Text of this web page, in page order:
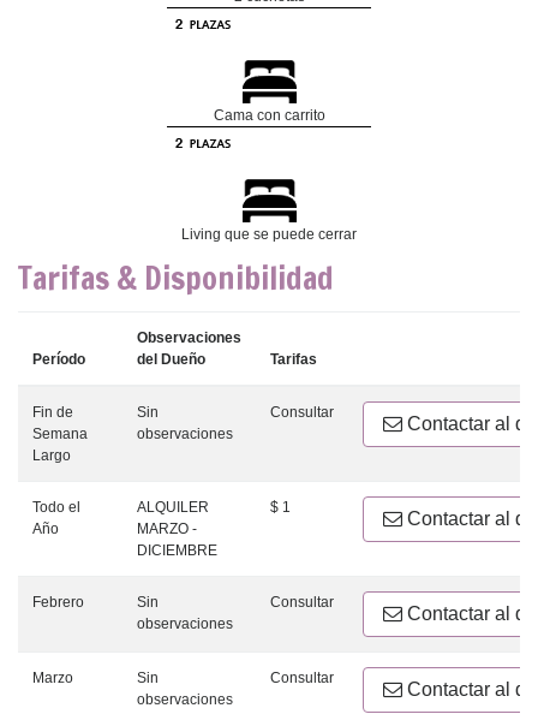
Cama con carrito
Living que se puede cerrar
Tarifas & Disponibilidad
Período
Observaciones
del Dueño
Tarifas
Fin de
Semana
Largo
Sin
observaciones
Consultar
Contactar al
Todo el
Año
ALQUILER
MARZO -
DICIEMBRE
$ 1
Contactar al
Febrero
Sin
observaciones
Consultar
Contactar al
Marzo
Sin
observaciones
Consultar
Contactar al